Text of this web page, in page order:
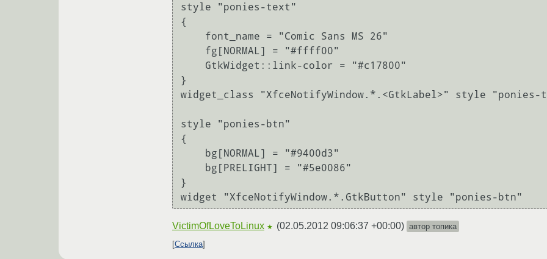
style "ponies-text"
{
}
widget_class "XfceNotifyWindow.*.<GtkLabel>" style "ponies-
style "ponies-btn"
{
}
VictimOfLoveToLinux ★ (02.05.2012 09:06:37 +00:00) автор топика
Ссылка